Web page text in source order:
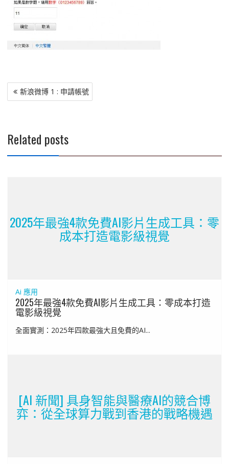
文
章
新浪微博 1 : 申請帳號
Related posts
2025年最強4款免費AI影片生成工具：零
成本打造電影級視覺
Ai 應用
2025年最強4款免費AI影片生成工具：零成本打造
電影級視覺
全面實測：2025年四款最強大且免費的AI...
[AI 新聞] 具身智能與醫療AI的競合博
弈：從全球算力戰到香港的戰略機遇